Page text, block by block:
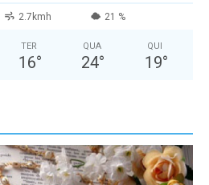
2.7kmh 21 %
TER
16°
QUA
24°
QUI
19°